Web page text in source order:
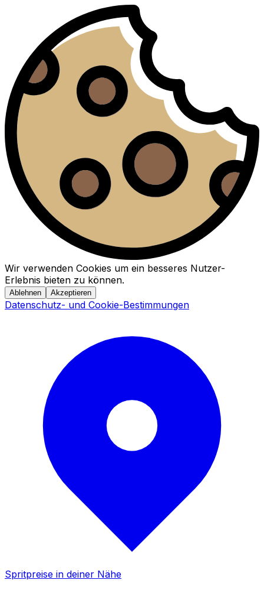
Wir verwenden Cookies um ein besseres Nutzer-
Erlebnis bieten zu können.
Ablehnen Akzeptieren
Datenschutz- und Cookie-Bestimmungen
Spritpreise in deiner Nähe